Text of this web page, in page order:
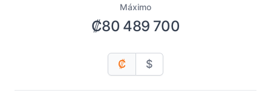
Máximo
₡80 489 700
₡ $